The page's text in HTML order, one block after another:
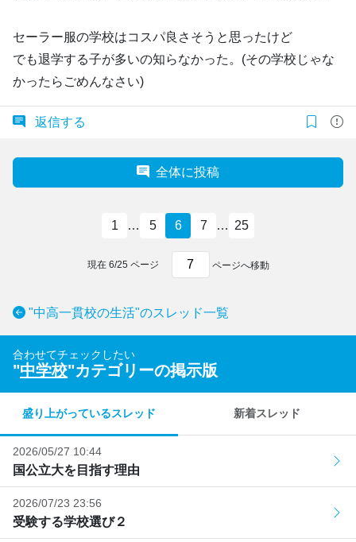
セーラー服の学校はコスパ良さそうと思ったけど
でも退学する子が多いの知らなかった。(その学校じゃな
かったらごめんなさい)
返信する
全体に投稿
1 … 5 6 7 … 25
現在 6/25 ページ ページへ移動
"中高一貫校の生活"のスレッド一覧
合わせてチェックしたい
"中学校"カテゴリーの掲示版
盛り上がっているスレッド 新着スレッド
2026/05/27 10:44
国公立大を目指す理由
2026/07/23 23:56
受験する学校選び２